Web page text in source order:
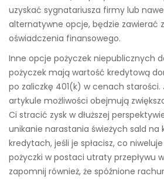
uzyskać sygnatariusza firmy lub
alternatywne opcje, będzie zawierać
oświadczenia finansowego.
Inne opcje pożyczek niepublicznych
pożyczek mają wartość kredytową
po zaliczkę 401(k) w cenach
artykule możliwości obejmują
Ci stracić zysk w dłuższej
unikanie narastania świeżych sald na
kredytach, jeśli je spłacisz, co
pożyczki w postaci utraty przepływu
zapomnij również, że spóźnione